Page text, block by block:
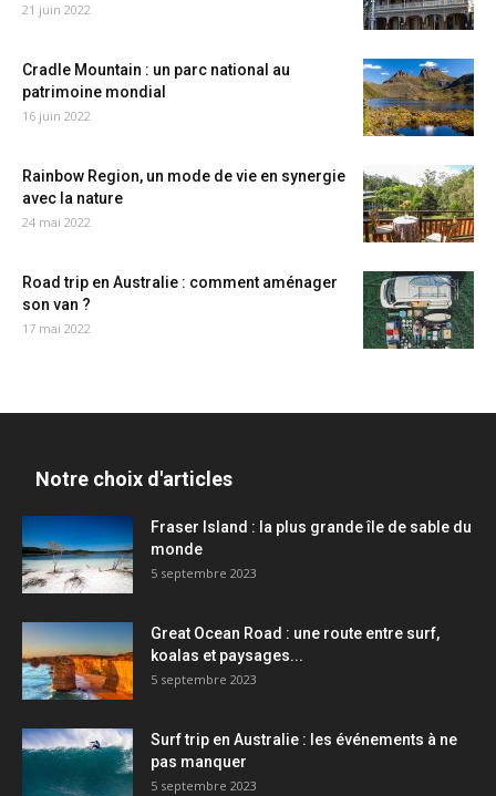
21 juin 2022
Cradle Mountain : un parc national au
patrimoine mondial
16 juin 2022
Rainbow Region, un mode de vie en synergie
avec la nature
24 mai 2022
Road trip en Australie : comment aménager
son van ?
17 mai 2022
Notre choix d'articles
Fraser Island : la plus grande île de sable du
monde
5 septembre 2023
Great Ocean Road : une route entre surf,
koalas et paysages...
5 septembre 2023
Surf trip en Australie : les événements à ne
pas manquer
5 septembre 2023